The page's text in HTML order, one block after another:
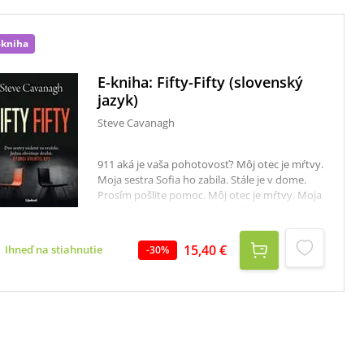
kniha
E-kniha: Fifty-Fifty (slovenský
jazyk)
Steve Cavanagh
911 aká je vaša pohotovosť? Môj otec je mŕtvy.
Moja sestra Sofia ho zabila. Stále je v dome.
Prosím pošlite pomoc. Môj otec je mŕtvy. Moja
Prosím pošlite pomoc.Jedna je nevinná, druhá
je chladnokrvná vrahyňa. Ktorá z dvoch sestier
klame?Jedna zo sestier zavolala na tiesňovú
linku schovaná v kúpeľni, druhá urobila to isté
pozerajúc sa na beštiálne zohavenú mŕtvolu
Ihneď na stiahnutie -30% 15,40 €